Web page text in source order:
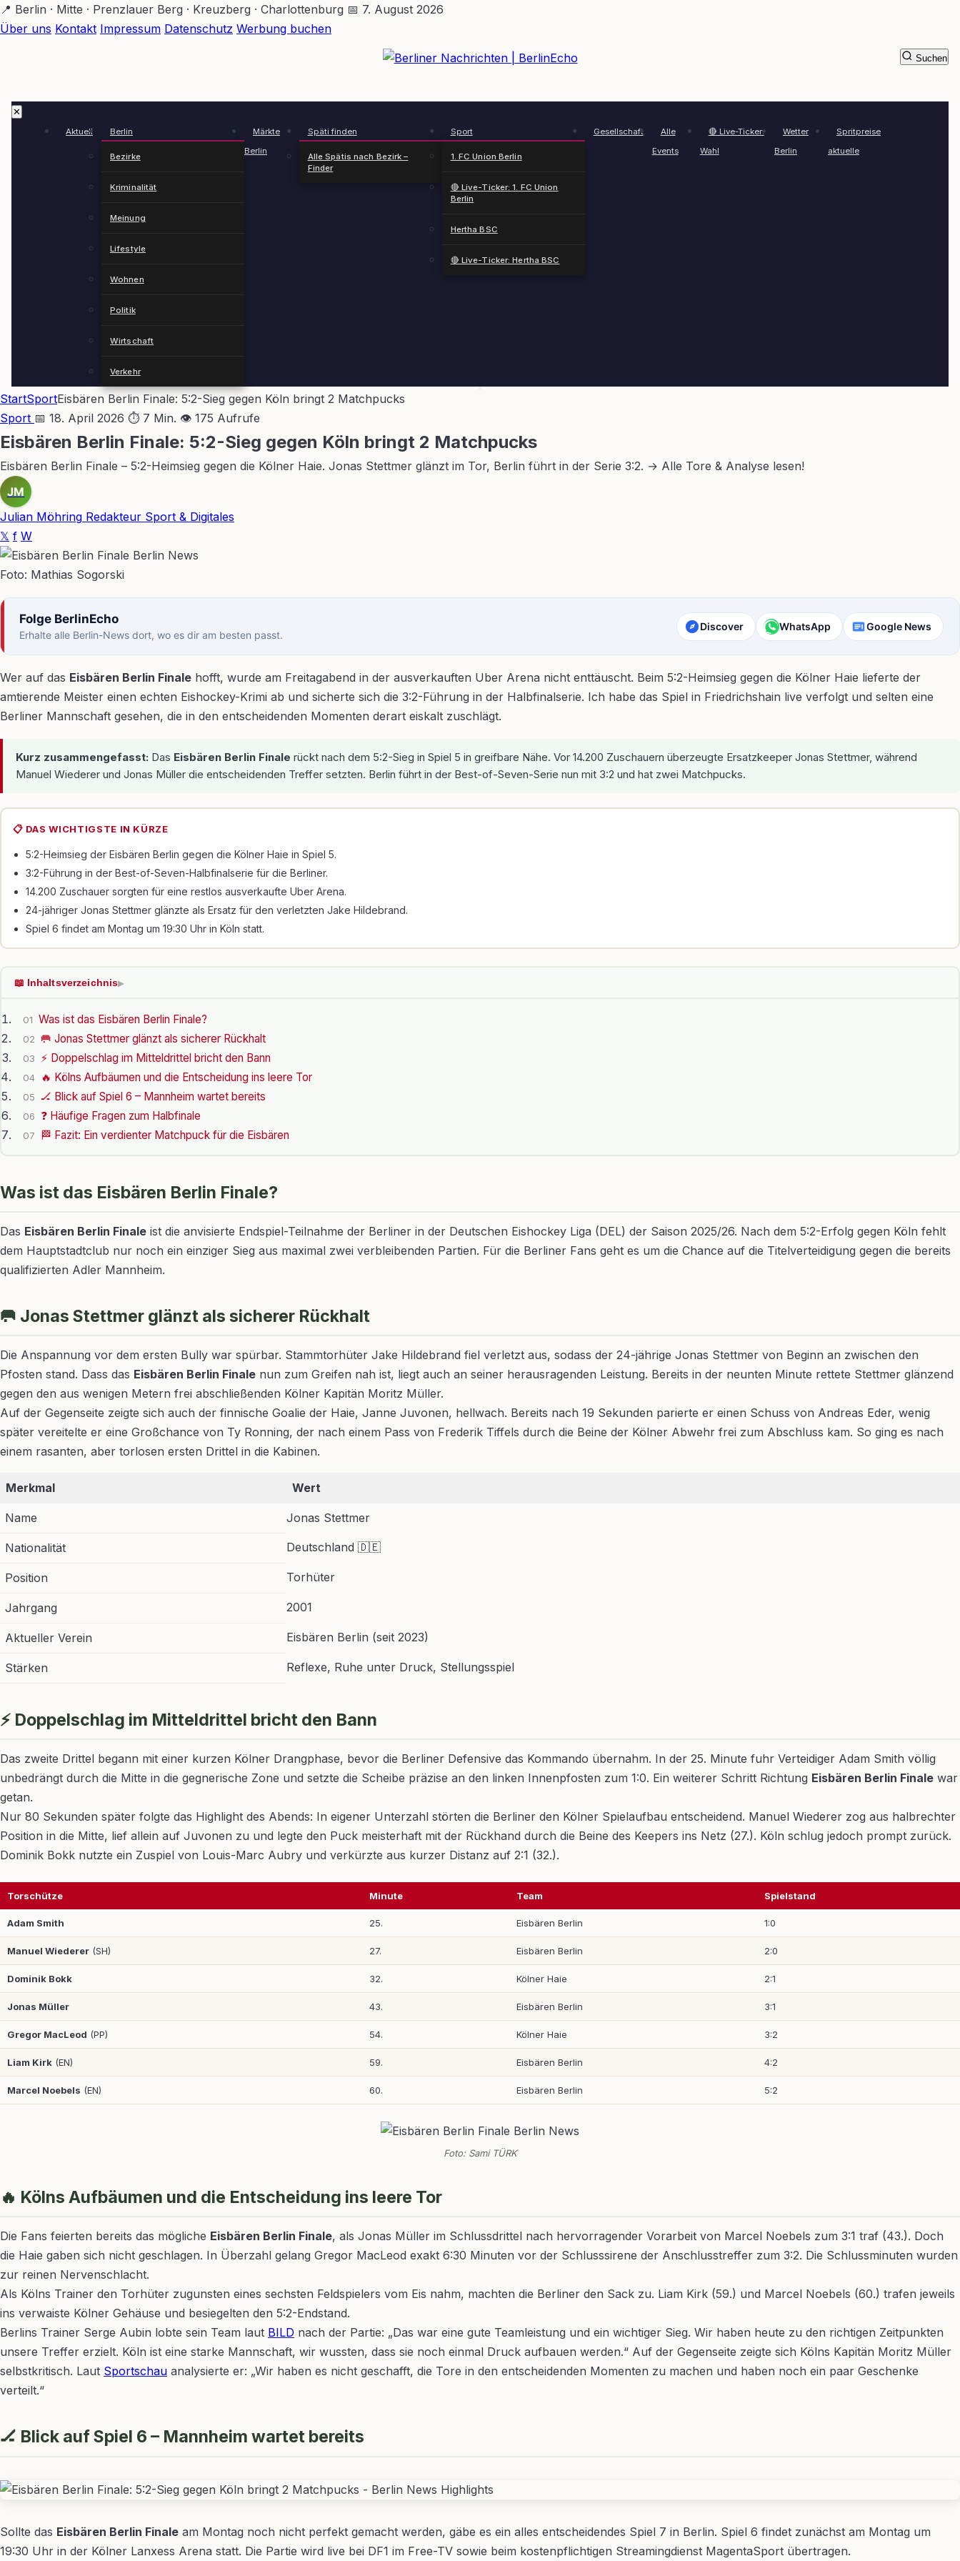
Zum
Hauptinhalt
📍 Berlin · Mitte · Prenzlauer Berg · Kreuzberg · Charlottenburg 📅 7. August 2026
Über uns Kontakt Impressum Datenschutz Werbung buchen
✕
Aktuell Berlin
Bezirke
Kriminalität
Meinung
Lifestyle
Wohnen
Politik
Wirtschaft
Verkehr
Märkte
Berlin
Späti finden
Alle Spätis nach Bezirk –
Finder
Sport
1. FC Union Berlin
🔴 Live-Ticker: 1. FC Union
Berlin
Hertha BSC
🔴 Live-Ticker: Hertha BSC
Gesellschaft
Alle
Events
🔴 Live-Ticker:
Wahl
Wetter
Berlin
Spritpreise
aktuelle
Suchen
StartSportEisbären Berlin Finale: 5:2-Sieg gegen Köln bringt 2 Matchpucks
Sport 📅 18. April 2026 ⏱ 7 Min. 👁 175 Aufrufe
Eisbären Berlin Finale: 5:2-Sieg gegen Köln bringt 2 Matchpucks
Eisbären Berlin Finale – 5:2-Heimsieg gegen die Kölner Haie. Jonas Stettmer glänzt im Tor, Berlin führt in der Serie 3:2. → Alle Tore & Analyse lesen!
JM
Julian Möhring Redakteur Sport & Digitales
𝕏 f W
Foto: Mathias Sogorski
Folge BerlinEcho
Erhalte alle Berlin-News dort, wo es dir am besten passt.
Discover WhatsApp Google News
Wer auf das Eisbären Berlin Finale hofft, wurde am Freitagabend in der ausverkauften Uber Arena nicht enttäuscht. Beim 5:2-Heimsieg gegen die Kölner Haie lieferte der
amtierende Meister einen echten Eishockey-Krimi ab und sicherte sich die 3:2-Führung in der Halbfinalserie. Ich habe das Spiel in Friedrichshain live verfolgt und selten eine
Berliner Mannschaft gesehen, die in den entscheidenden Momenten derart eiskalt zuschlägt.
Kurz zusammengefasst: Das Eisbären Berlin Finale rückt nach dem 5:2-Sieg in Spiel 5 in greifbare Nähe. Vor 14.200 Zuschauern überzeugte Ersatzkeeper Jonas Stettmer, während
Manuel Wiederer und Jonas Müller die entscheidenden Treffer setzten. Berlin führt in der Best-of-Seven-Serie nun mit 3:2 und hat zwei Matchpucks.
📋 DAS WICHTIGSTE IN KÜRZE
5:2-Heimsieg der Eisbären Berlin gegen die Kölner Haie in Spiel 5.
3:2-Führung in der Best-of-Seven-Halbfinalserie für die Berliner.
14.200 Zuschauer sorgten für eine restlos ausverkaufte Uber Arena.
24-jähriger Jonas Stettmer glänzte als Ersatz für den verletzten Jake Hildebrand.
Spiel 6 findet am Montag um 19:30 Uhr in Köln statt.
📖 Inhaltsverzeichnis▶
01 Was ist das Eisbären Berlin Finale?
02 🥅 Jonas Stettmer glänzt als sicherer Rückhalt
03 ⚡ Doppelschlag im Mitteldrittel bricht den Bann
04 🔥 Kölns Aufbäumen und die Entscheidung ins leere Tor
05 🏒 Blick auf Spiel 6 – Mannheim wartet bereits
06 ❓ Häufige Fragen zum Halbfinale
07 🏁 Fazit: Ein verdienter Matchpuck für die Eisbären
Was ist das Eisbären Berlin Finale?
Das Eisbären Berlin Finale ist die anvisierte Endspiel-Teilnahme der Berliner in der Deutschen Eishockey Liga (DEL) der Saison 2025/26. Nach dem 5:2-Erfolg gegen Köln fehlt
dem Hauptstadtclub nur noch ein einziger Sieg aus maximal zwei verbleibenden Partien. Für die Berliner Fans geht es um die Chance auf die Titelverteidigung gegen die bereits
qualifizierten Adler Mannheim.
🥅 Jonas Stettmer glänzt als sicherer Rückhalt
Die Anspannung vor dem ersten Bully war spürbar. Stammtorhüter Jake Hildebrand fiel verletzt aus, sodass der 24-jährige Jonas Stettmer von Beginn an zwischen den
Pfosten stand. Dass das Eisbären Berlin Finale nun zum Greifen nah ist, liegt auch an seiner herausragenden Leistung. Bereits in der neunten Minute rettete Stettmer glänzend
gegen den aus wenigen Metern frei abschließenden Kölner Kapitän Moritz Müller.
Auf der Gegenseite zeigte sich auch der finnische Goalie der Haie, Janne Juvonen, hellwach. Bereits nach 19 Sekunden parierte er einen Schuss von Andreas Eder, wenig
später vereitelte er eine Großchance von Ty Ronning, der nach einem Pass von Frederik Tiffels durch die Beine der Kölner Abwehr frei zum Abschluss kam. So ging es nach
einem rasanten, aber torlosen ersten Drittel in die Kabinen.
Merkmal Wert
Name Jonas Stettmer
Nationalität Deutschland 🇩🇪
Position Torhüter
Jahrgang 2001
Aktueller Verein Eisbären Berlin (seit 2023)
Stärken Reflexe, Ruhe unter Druck, Stellungsspiel
⚡ Doppelschlag im Mitteldrittel bricht den Bann
Das zweite Drittel begann mit einer kurzen Kölner Drangphase, bevor die Berliner Defensive das Kommando übernahm. In der 25. Minute fuhr Verteidiger Adam Smith völlig
unbedrängt durch die Mitte in die gegnerische Zone und setzte die Scheibe präzise an den linken Innenpfosten zum 1:0. Ein weiterer Schritt Richtung Eisbären Berlin Finale war
getan.
Nur 80 Sekunden später folgte das Highlight des Abends: In eigener Unterzahl störten die Berliner den Kölner Spielaufbau entscheidend. Manuel Wiederer zog aus halbrechter
Position in die Mitte, lief allein auf Juvonen zu und legte den Puck meisterhaft mit der Rückhand durch die Beine des Keepers ins Netz (27.). Köln schlug jedoch prompt zurück.
Dominik Bokk nutzte ein Zuspiel von Louis-Marc Aubry und verkürzte aus kurzer Distanz auf 2:1 (32.).
Torschütze Minute Team Spielstand
Adam Smith 25. Eisbären Berlin 1:0
Manuel Wiederer (SH) 27. Eisbären Berlin 2:0
Dominik Bokk 32. Kölner Haie 2:1
Jonas Müller 43. Eisbären Berlin 3:1
Gregor MacLeod (PP) 54. Kölner Haie 3:2
Liam Kirk (EN) 59. Eisbären Berlin 4:2
Marcel Noebels (EN) 60. Eisbären Berlin 5:2
Foto: Sami TÜRK
🔥 Kölns Aufbäumen und die Entscheidung ins leere Tor
Die Fans feierten bereits das mögliche Eisbären Berlin Finale, als Jonas Müller im Schlussdrittel nach hervorragender Vorarbeit von Marcel Noebels zum 3:1 traf (43.). Doch
die Haie gaben sich nicht geschlagen. In Überzahl gelang Gregor MacLeod exakt 6:30 Minuten vor der Schlusssirene der Anschlusstreffer zum 3:2. Die Schlussminuten wurden
zur reinen Nervenschlacht.
Als Kölns Trainer den Torhüter zugunsten eines sechsten Feldspielers vom Eis nahm, machten die Berliner den Sack zu. Liam Kirk (59.) und Marcel Noebels (60.) trafen jeweils
ins verwaiste Kölner Gehäuse und besiegelten den 5:2-Endstand.
Berlins Trainer Serge Aubin lobte sein Team laut BILD nach der Partie: „Das war eine gute Teamleistung und ein wichtiger Sieg. Wir haben heute zu den richtigen Zeitpunkten
unsere Treffer erzielt. Köln ist eine starke Mannschaft, wir wussten, dass sie noch einmal Druck aufbauen werden.“ Auf der Gegenseite zeigte sich Kölns Kapitän Moritz Müller
selbstkritisch. Laut Sportschau analysierte er: „Wir haben es nicht geschafft, die Tore in den entscheidenden Momenten zu machen und haben noch ein paar Geschenke
verteilt.“
🏒 Blick auf Spiel 6 – Mannheim wartet bereits
Sollte das Eisbären Berlin Finale am Montag noch nicht perfekt gemacht werden, gäbe es ein alles entscheidendes Spiel 7 in Berlin. Spiel 6 findet zunächst am Montag um
19:30 Uhr in der Kölner Lanxess Arena statt. Die Partie wird live bei DF1 im Free-TV sowie beim kostenpflichtigen Streamingdienst MagentaSport übertragen.